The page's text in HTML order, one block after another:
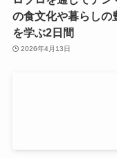
の食文化や暮らしの
を学ぶ2日間
2026年4月13日